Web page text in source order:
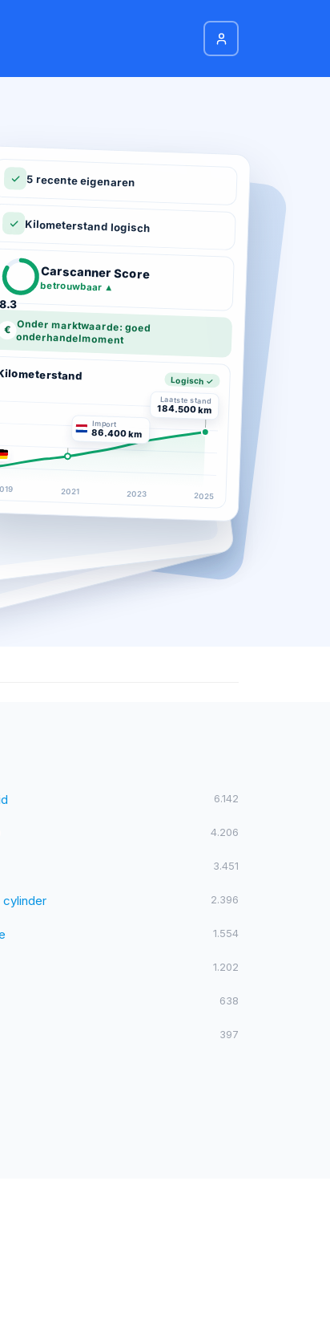
geregistreerd
gemeld
5 recente eigenaren
Kilometerstand logisch
8.3
Carscanner Score
betrouwbaar ▲
€ Onder marktwaarde: goed
onderhandelmoment
Logisch ✓
Laatste stand
184.500 km
Import
86.400 km
2021 2023 2025
6.142
4.206
3.451
cylinder 2.396
1.554
1.202
638
397